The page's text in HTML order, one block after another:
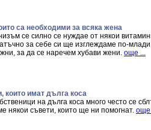
са необходими за всяка жена
се силно се нуждае от някои
за себе си ще изглеждаме по-
за да се наречем хубави жени. още ...
които имат дълга коса
на дълга коса много често се
някои съвети, които ще ни помогнат. още